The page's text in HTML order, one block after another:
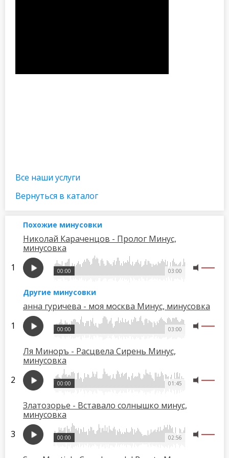
Все наши услуги
Вернуться в каталог
Похожие минусовки
Николай Караченцов - Пролог Минус,
минусовка
03:00
00:00
Другие минусовки
анна гуричева - моя москва Минус, минусовка
03:00
00:00
Ля Миноръ - Расцвела Сирень Минус,
минусовка
01:45
00:00
Златозорье - Вставало солнышко минус,
минусовка
02:56
00:00